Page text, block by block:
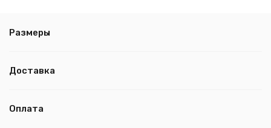
Размеры
Доставка
Оплата